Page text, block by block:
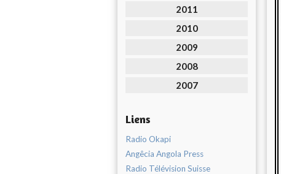
2011
2010
2009
2008
2007
Liens
Radio Okapi
Angêcia Angola Press
Radio Télévision Suisse